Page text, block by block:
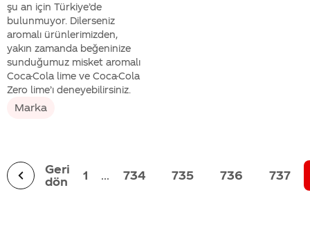
şu an için Türkiye’de
bulunmuyor. Dilerseniz
aromalı ürünlerimizden,
yakın zamanda beğeninize
sunduğumuz misket aromalı
Coca-Cola lime ve Coca-Cola
Zero lime’ı deneyebilirsiniz.
Marka
Geri
dön
1 ... 734 735 736 737